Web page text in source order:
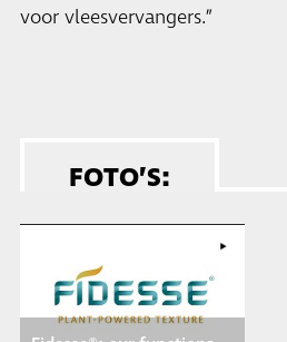
voor vleesvervangers.”
FOTO’S: